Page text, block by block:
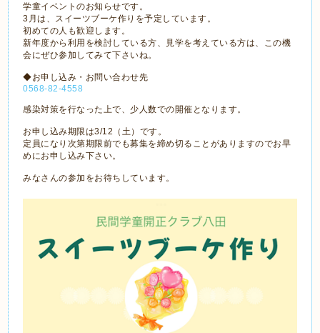
学童イベントのお知らせです。
3月は、スイーツブーケ作りを予定しています。
初めての人も歓迎します。
新年度から利用を検討している方、見学を考えている方は、この機
会にぜひ参加してみて下さいね。
◆お申し込み・お問い合わせ先
0568-82-4558
感染対策を行なった上で、少人数での開催となります。
お申し込み期限は3/12（土）です。
定員になり次第期限前でも募集を締め切ることがありますのでお早
めにお申し込み下さい。
みなさんの参加をお待ちしています。